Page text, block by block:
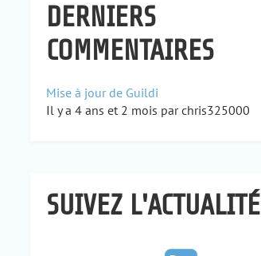
DERNIERS
COMMENTAIRES
Mise à jour de Guildi
Il y a 4 ans et 2 mois par chris325000
SUIVEZ L'ACTUALITÉ